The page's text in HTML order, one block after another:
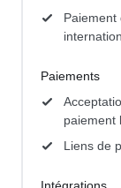
Paiement
Paiements
paiement
Liens de